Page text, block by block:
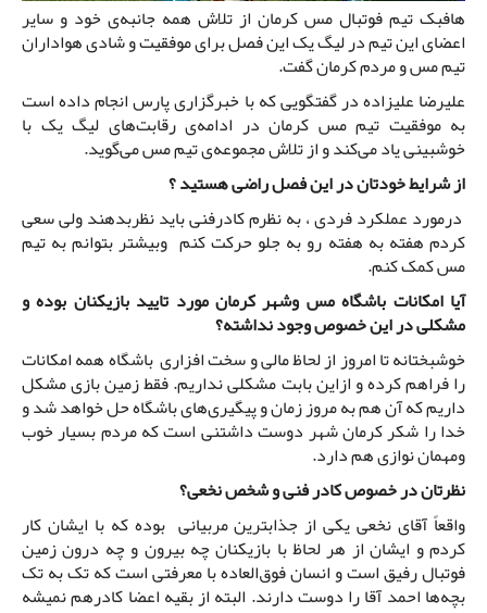
هافبک تیم فوتبال مس کرمان از تلاش همه جانبه‌ی خود و سایر
اعضای این تیم در لیگ یک این فصل برای موفقیت و شادی هواداران
تیم مس و مردم کرمان گفت.
علیرضا علیزاده در گفتگویی که با خبرگزاری پارس انجام داده است
به موفقیت تیم مس کرمان در ادامه‌ی رقابت‌های لیگ یک با
خوشبینی یاد می‌کند و از تلاش مجموعه‌ی تیم مس می‌گوید.
از شرایط خودتان در این فصل راضی هستید ؟
درمورد عملکرد فردی ، به نظرم کادرفنی باید نظربدهند ولی سعی
کردم هفته به هفته رو به جلو حرکت کنم وبیشتر بتوانم به تیم
مس کمک کنم.
آیا امکانات باشگاه مس وشهر کرمان مورد تایید بازیکنان بوده و
مشکلی در این خصوص وجود نداشته؟
خوشبختانه تا امروز از لحاظ مالی و سخت افزاری باشگاه همه امکانات
را فراهم کرده و ازاین بابت مشکلی نداریم. فقط زمین بازی مشکل
داریم که آن هم به مروز زمان و پیگیری‌های باشگاه حل خواهد شد و
خدا را شکر کرمان شهر دوست داشتنی است که مردم بسیار خوب
ومهمان نوازی هم دارد.
نظرتان در خصوص کادر فنی و شخص نخعی؟
واقعاً آقای نخعی یکی از جذابترین مربیانی بوده که با ایشان کار
کردم و ایشان از هر لحاظ با بازیکنان چه بیرون و چه درون زمین
فوتبال رفیق است و انسان فوق‌العاده با معرفتی است که تک به تک
بچه‌ها احمد آقا را دوست دارند. البته از بقیه اعضا کادرهم نمیشه